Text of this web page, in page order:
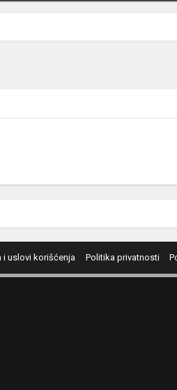
i uslovi korišćenja Politika privatnosti